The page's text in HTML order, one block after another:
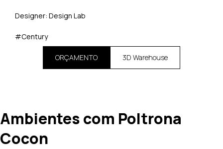
Designer: Design Lab
#Century
ORÇAMENTO 3D Warehouse
Ambientes com Poltrona
Cocon